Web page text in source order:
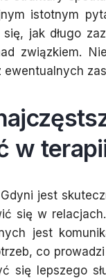
istotnym
jak długo
związkiem.
ewentualnych
w
jest
się w
jest
co
się lepszego